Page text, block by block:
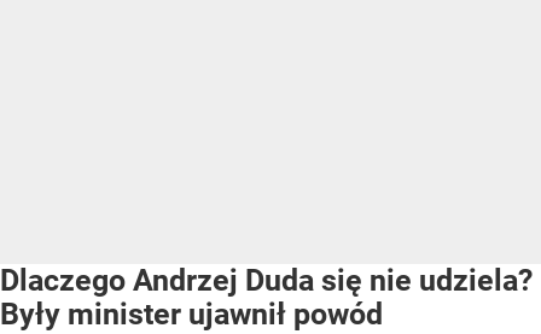
Dlaczego Andrzej Duda się nie udziela?
Były minister ujawnił powód